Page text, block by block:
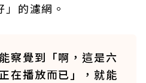
的濾網。
察覺到「啊，這是六
在播放而已」，就能